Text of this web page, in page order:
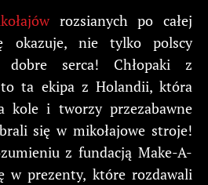
rozsianych po całej
okazuje, nie tylko polscy
dobre serca! Chłopaki z
ta ekipa z Holandii, która
kole i tworzy przezabawne
się w mikołajowe stroje!
z fundacją Make-A-
w prezenty, które rozdawali